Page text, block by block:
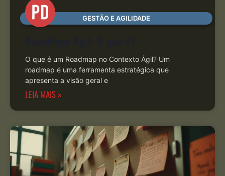
GESTÃO E AGILIDADE
O que é um Roadmap no Contexto Ágil? Um
roadmap é uma ferramenta estratégica que
apresenta a visão geral e
LEIA MAIS »